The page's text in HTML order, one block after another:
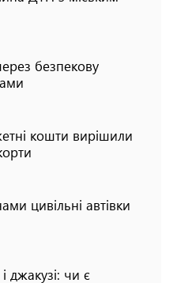
безпекову
кошти вирішили
цивільні автівки
джакузі: чи є